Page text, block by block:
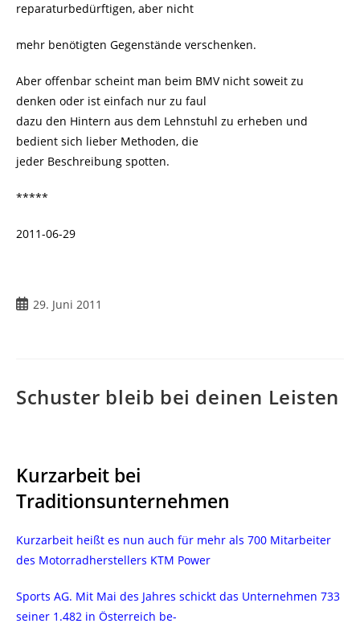
reparaturbedürftigen, aber nicht
mehr benötigten Gegenstände verschenken.
Aber offenbar scheint man beim BMV nicht soweit zu
denken oder ist einfach nur zu faul
dazu den Hintern aus dem Lehnstuhl zu erheben und
bedient sich lieber Methoden, die
jeder Beschreibung spotten.
*****
2011-06-29
29. Juni 2011
Schuster bleib bei deinen Leisten
Kurzarbeit bei
Traditionsunternehmen
Kurzarbeit heißt es nun auch für mehr als 700 Mitarbeiter
des Motorradherstellers KTM Power
Sports AG. Mit Mai des Jahres schickt das Unternehmen 733
seiner 1.482 in Österreich be-